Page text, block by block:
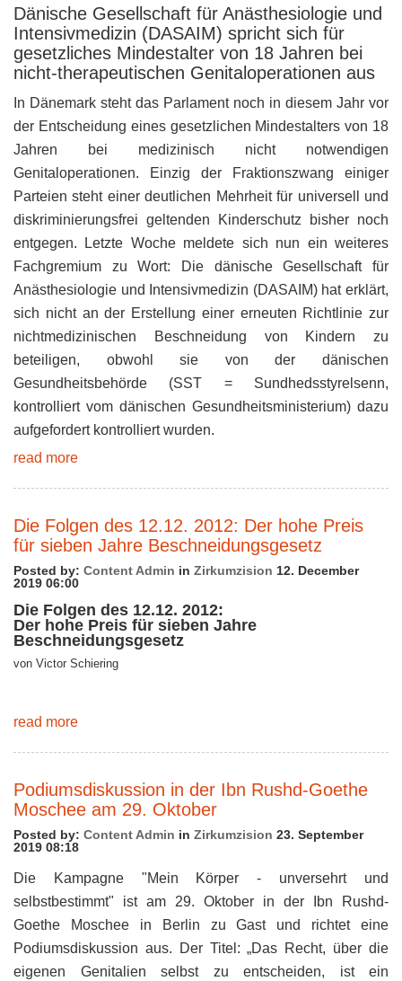
Dänische Gesellschaft für Anästhesiologie und
Intensivmedizin (DASAIM) spricht sich für
gesetzliches Mindestalter von 18 Jahren bei
nicht-therapeutischen Genitaloperationen aus
In Dänemark steht das Parlament noch in diesem Jahr vor
der Entscheidung eines gesetzlichen Mindestalters von 18
Jahren bei medizinisch nicht notwendigen
Genitaloperationen. Einzig der Fraktionszwang einiger
Parteien steht einer deutlichen Mehrheit für universell und
diskriminierungsfrei geltenden Kinderschutz bisher noch
entgegen. Letzte Woche meldete sich nun ein weiteres
Fachgremium zu Wort: Die dänische Gesellschaft für
Anästhesiologie und Intensivmedizin (DASAIM) hat erk lärt,
sich nicht an der Erstellung einer erneuten Richtlinie zur
nichtmedizinischen Beschneidung von Kindern zu
beteiligen, obwohl sie von der dänischen
Gesundheitsbehörde (SST = Sundhedsstyrelsenn,
kontrolliert vom dänischen Gesundheitsministerium) dazu
aufgefordert kontrolliert wurden.
read more
Die Folgen des 12.12. 2012: Der hohe Preis
für sieben Jahre Beschneidungsgesetz
Posted by: Content Admin in Zirkumzision 12. December
2019 06:00
Die Folgen des 12.12. 2012:
Der hohe Preis für sieben Jahre
Beschneidungsgesetz
von Victor Schiering
read more
Podiumsdiskussion in der Ibn Rushd-Goethe
Moschee am 29. Oktober
Posted by: Content Admin in Zirkumzision 23. September
2019 08:18
Die Kampagne "Mein Körper - unversehrt und
selbstbestimmt" ist am 29. Oktober in der Ibn Rushd-
Goethe Moschee in Berlin zu Gast und richtet eine
Podiumsdiskussion aus. Der Titel: „Das Recht, über die
eigenen Genitalien selbst zu entscheiden, ist ein